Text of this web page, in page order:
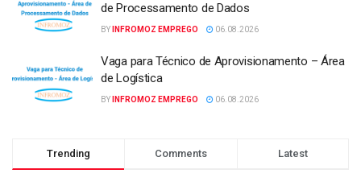
de Processamento de Dados
BY INFROMOZ EMPREGO 06.08.2026
Vaga para Técnico de Aprovisionamento – Área
de Logística
BY INFROMOZ EMPREGO 06.08.2026
Trending Comments Latest